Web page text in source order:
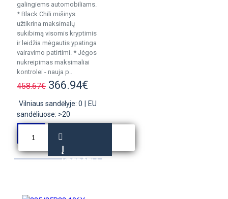
galingiems automobiliams.
* Black Chili mišinys
užtikrina maksimalų
sukibimą visomis kryptimis
ir leidžia mėgautis ypatinga
vairavimo patirtimi. * Jėgos
nukreipimas maksimaliai
kontrolei - nauja p..
458.67€ 366.94€
Vilniaus sandėlyje: 0
EU
sandėliuose: >20
Į
KREPŠELĮ